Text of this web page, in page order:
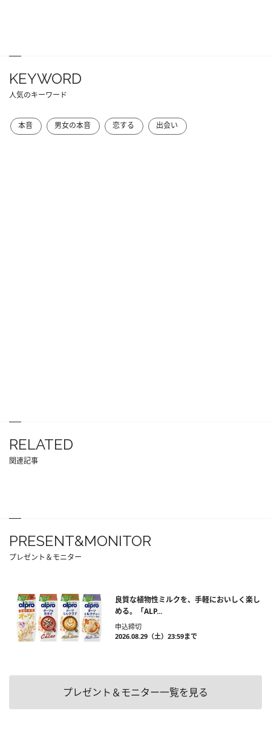
KEYWORD
人気のキーワード
本音 男女の本音 恋する 出会い
RELATED
関連記事
PRESENT&MONITOR
プレゼント＆モニター
良質な植物性ミルクを、手軽においしく楽し
める。「ALP...
申込締切
2026.08.29（土）23:59まで
プレゼント＆モニター一覧を見る